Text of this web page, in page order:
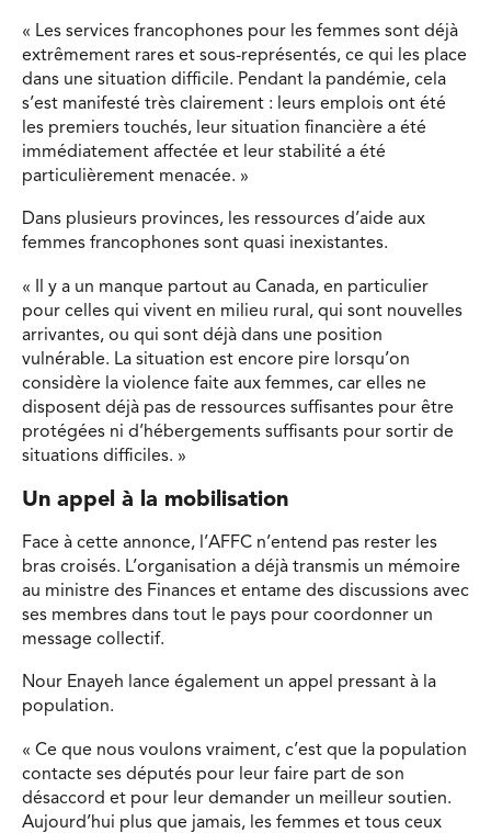
« Les services francophones pour les femmes sont déjà
extrêmement rares et sous-représentés, ce qui les place
dans une situation difficile. Pendant la pandémie, cela
s’est manifesté très clairement : leurs emplois ont été
les premiers touchés, leur situation financière a été
immédiatement affectée et leur stabilité a été
particulièrement menacée. »
Dans plusieurs provinces, les ressources d’aide aux
femmes francophones sont quasi inexistantes.
« Il y a un manque partout au Canada, en particulier
pour celles qui vivent en milieu rural, qui sont nouvelles
arrivantes, ou qui sont déjà dans une position
vulnérable. La situation est encore pire lorsqu’on
considère la violence faite aux femmes, car elles ne
disposent déjà pas de ressources suffisantes pour être
protégées ni d’hébergements suffisants pour sortir de
situations difficiles. »
Un appel à la mobilisation
Face à cette annonce, l’AFFC n’entend pas rester les
bras croisés. L’organisation a déjà transmis un mémoire
au ministre des Finances et entame des discussions avec
ses membres dans tout le pays pour coordonner un
message collectif.
Nour Enayeh lance également un appel pressant à la
population.
« Ce que nous voulons vraiment, c’est que la population
contacte ses députés pour leur faire part de son
désaccord et pour leur demander un meilleur soutien.
Aujourd’hui plus que jamais, les femmes et tous ceux